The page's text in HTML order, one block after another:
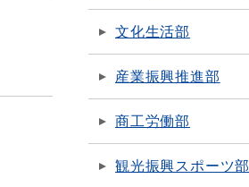
文化生活部
産業振興推進部
商工労働部
観光振興スポーツ部